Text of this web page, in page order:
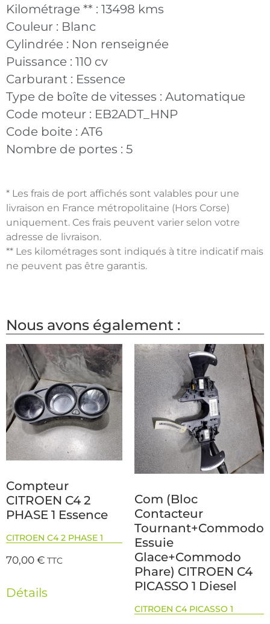
Kilométrage ** : 13498 kms
Couleur : Blanc
Cylindrée : Non renseignée
Puissance : 110 cv
Carburant : Essence
Type de boîte de vitesses : Automatique
Code moteur : EB2ADT_HNP
Code boite : AT6
Nombre de portes : 5
* Les frais de port affichés sont valables pour une
livraison en France métropolitaine (Hors Corse)
uniquement. Ces frais peuvent varier selon votre
adresse de livraison.
** Les kilométrages sont indiqués à titre indicatif mais
ne peuvent pas être garantis.
Nous avons également :
Compteur
CITROEN C4 2
PHASE 1 Essence
CITROEN C4 2 PHASE 1
70,00€ TTC
Détails
Com (Bloc
Contacteur
Tournant+Commodo
Essuie
Glace+Commodo
Phare) CITROEN C4
PICASSO 1 Diesel
CITROEN C4 PICASSO 1